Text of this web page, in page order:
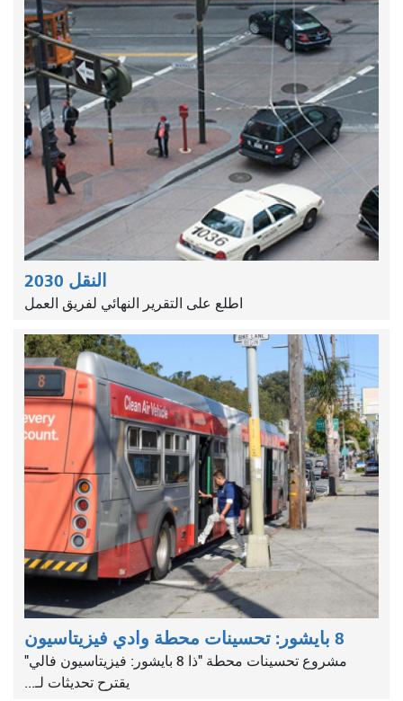
النقل 2030
اطلع على التقرير النهائي لفريق العمل
مشروع تحسينات محطة "ذا 8 بايشور: فيزيتاسيون فالي"
يقترح تحديثات لـ...